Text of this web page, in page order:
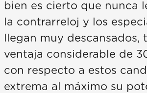
bien es cierto que nunca
la contrarreloj y los
llegan muy descansados,
ventaja considerable de
con respecto a estos
extrema al máximo su